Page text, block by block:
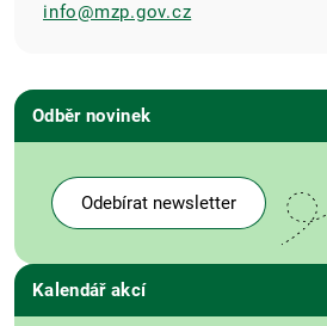
info@mzp.gov.cz
Odběr novinek
Odebírat newsletter
Kalendář akcí